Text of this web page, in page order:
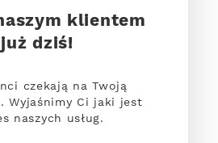
klientem
już dziś!
czekają na Twoją
Wyjaśnimy Ci jaki jest
naszych usług.